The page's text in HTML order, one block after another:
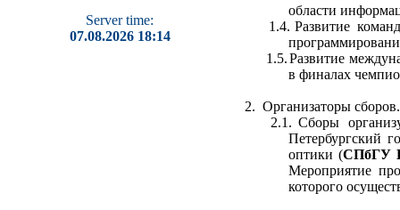
Server time:
07.08.2026 18:14
области
1.4. Развитие
1.5. Развитие
в финалах
2. Организаторы сборов.
2.1. Сборы
Петербургский
оптики (СПбГУ
Мероприятие
которого